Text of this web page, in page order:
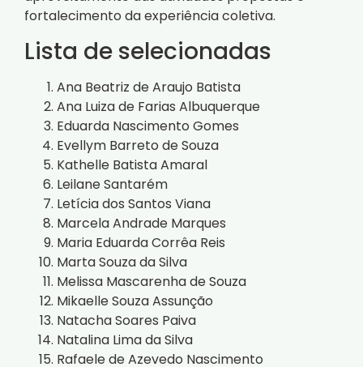
fortalecimento da experiência coletiva.
Lista de selecionadas
Ana Beatriz de Araujo Batista
Ana Luiza de Farias Albuquerque
Eduarda Nascimento Gomes
Evellym Barreto de Souza
Kathelle Batista Amaral
Leilane Santarém
Letícia dos Santos Viana
Marcela Andrade Marques
Maria Eduarda Corrêa Reis
Marta Souza da Silva
Melissa Mascarenha de Souza
Mikaelle Souza Assunção
Natacha Soares Paiva
Natalina Lima da Silva
Rafaele de Azevedo Nascimento